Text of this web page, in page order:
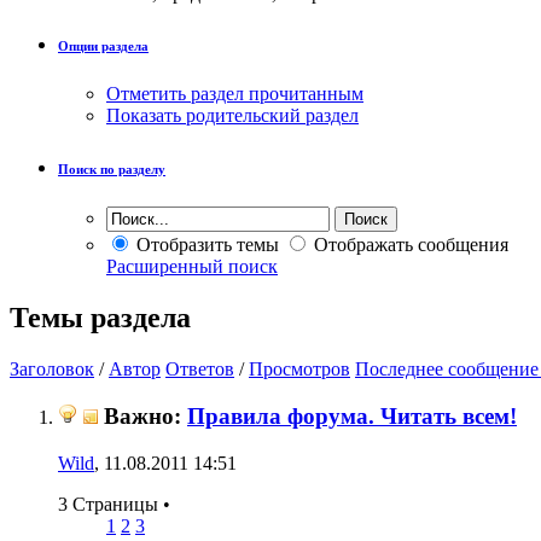
Опции раздела
Отметить раздел прочитанным
Показать родительский раздел
Поиск по разделу
Отобразить темы
Отображать сообщения
Расширенный поиск
Темы раздела
Заголовок / Автор Ответов /Просмотров Последнее сообщение
Важно: Правила форума. Читать всем!
Wild, 11.08.2011 14:51
3 Страницы •
1 2 3